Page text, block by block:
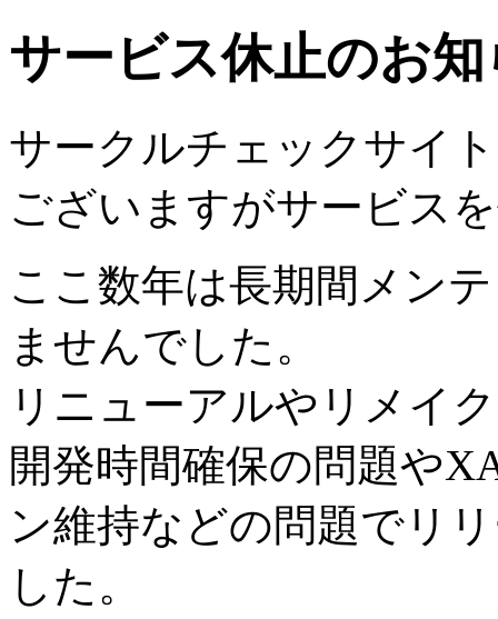
サービス休止のお
サークルチェックサイ
ございますがサービス
ここ数年は長期間メン
ませんでした。
リニューアルやリメイ
開発時間確保の問題や
ン維持などの問題でリ
した。